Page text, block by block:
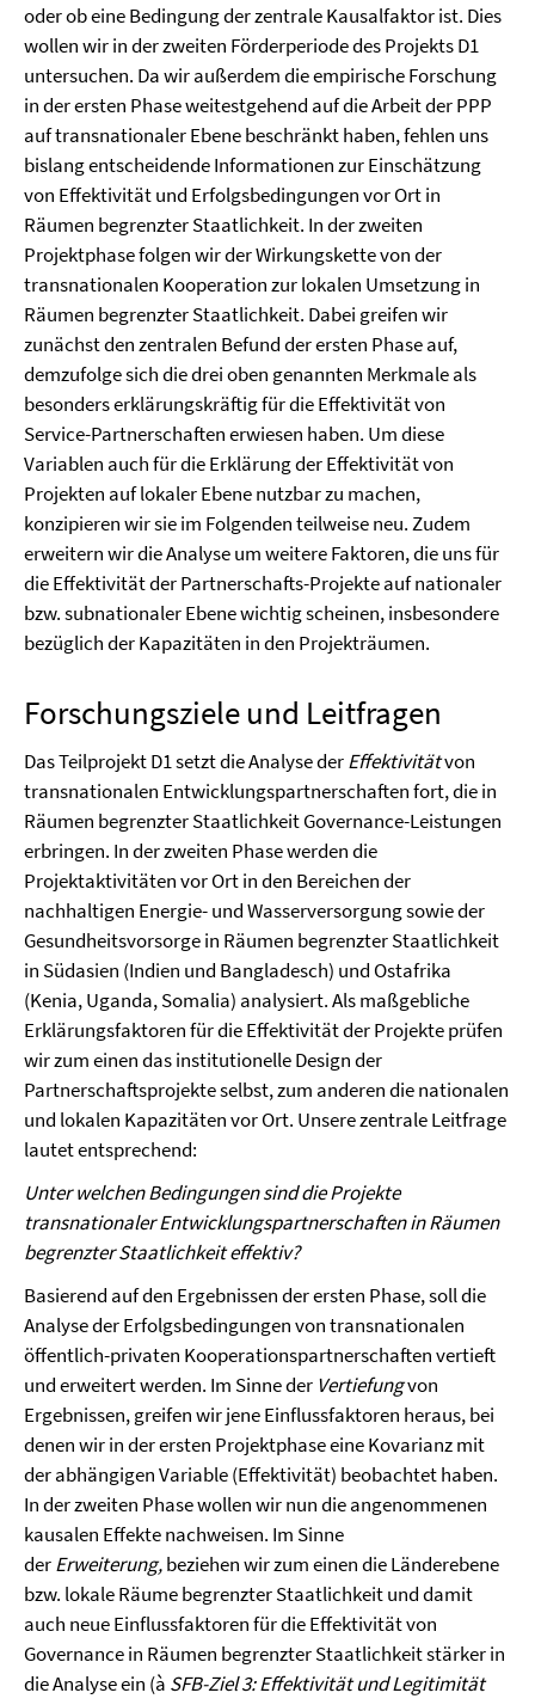
oder ob eine Bedingung der zentrale Kausalfaktor ist. Dies
wollen wir in der zweiten Förderperiode des Projekts D1
untersuchen. Da wir außerdem die empirische Forschung
in der ersten Phase weitestgehend auf die Arbeit der PPP
auf transnationaler Ebene beschränkt haben, fehlen uns
bislang entscheidende Informationen zur Einschätzung
von Effektivität und Erfolgsbedingungen vor Ort in
Räumen begrenzter Staatlichkeit. In der zweiten
Projektphase folgen wir der Wirkungskette von der
transnationalen Kooperation zur lokalen Umsetzung in
Räumen begrenzter Staatlichkeit. Dabei greifen wir
zunächst den zentralen Befund der ersten Phase auf,
demzufolge sich die drei oben genannten Merkmale als
besonders erklärungskräftig für die Effektivität von
Service-Partnerschaften erwiesen haben. Um diese
Variablen auch für die Erklärung der Effektivität von
Projekten auf lokaler Ebene nutzbar zu machen,
konzipieren wir sie im Folgenden teilweise neu. Zudem
erweitern wir die Analyse um weitere Faktoren, die uns für
die Effektivität der Partnerschafts-Projekte auf nationaler
bzw. subnationaler Ebene wichtig scheinen, insbesondere
bezüglich der Kapazitäten in den Projekträumen.
Forschungsziele und Leitfragen
Das Teilprojekt D1 setzt die Analyse derEffektivitätvon
transnationalen Entwicklungspartnerschaften fort, die in
Räumen begrenzter Staatlichkeit Governance-Leistungen
erbringen. In der zweiten Phase werden die
Projektaktivitäten vor Ort in den Bereichen der
nachhaltigen Energie- und Wasserversorgung sowie der
Gesundheitsvorsorge in Räumen begrenzter Staatlichkeit
in Südasien (Indien und Bangladesch) und Ostafrika
(Kenia, Uganda, Somalia) analysiert. Als maßgebliche
Erklärungsfaktoren für die Effektivität der Projekte prüfen
wir zum einen das institutionelle Design der
Partnerschaftsprojekte selbst, zum anderen die nationalen
und lokalen Kapazitäten vor Ort. Unsere zentrale Leitfrage
lautet entsprechend:
Unter welchen Bedingungen sind die Projekte
transnationaler Entwicklungspartnerschaften in Räumen
begrenzter Staatlichkeit effektiv?
Basierend auf den Ergebnissen der ersten Phase, soll die
Analyse der Erfolgsbedingungen von transnationalen
öffentlich-privaten Kooperationspartnerschaften vertieft
und erweitert werden. Im Sinne der Vertiefungvon
Ergebnissen, greifen wir jene Einflussfaktoren heraus, bei
denen wir in der ersten Projektphase eine Kovarianz mit
der abhängigen Variable (Effektivität) beobachtet haben.
In der zweiten Phase wollen wir nun die angenommenen
kausalen Effekte nachweisen. Im Sinne
derErweiterung,beziehen wir zum einen die Länderebene
bzw. lokale Räume begrenzter Staatlichkeit und damit
auch neue Einflussfaktoren für die Effektivität von
Governance in Räumen begrenzter Staatlichkeit stärker in
die Analyse ein (à SFB-Ziel 3: Effektivität und Legitimität